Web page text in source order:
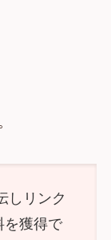
しリンク
を獲得で